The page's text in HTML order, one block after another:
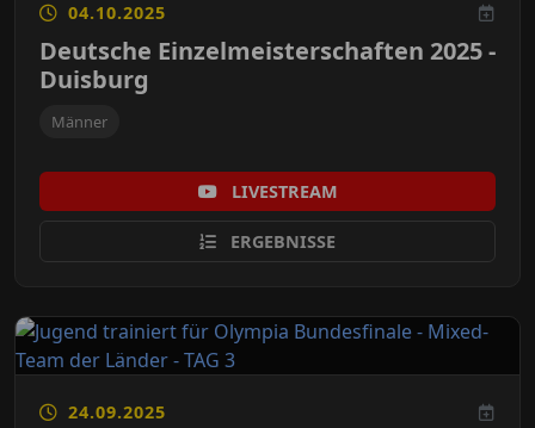
04.10.2025
Deutsche Einzelmeisterschaften 2025 -
Duisburg
Männer
LIVESTREAM
ERGEBNISSE
24.09.2025